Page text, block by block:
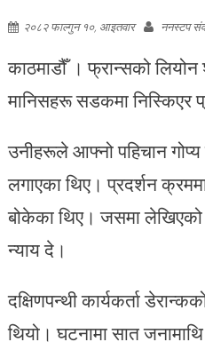
२०८२ फाल्गुन १०, आइतवार ननस्टप
काठमाडौँ । फ्रान्सको लियोन
मानिसहरू सडकमा निस्किएर
उनीहरूले आफ्नो पहिचान गोप्य
लगाएका थिए। प्रदर्शन
बोकेका थिए। जसमा लेखिएको
न्याय दे।
दक्षिणपन्थी कार्यकर्ता
थियो। घटनामा सात